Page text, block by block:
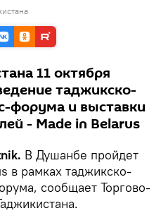
11 октября
таджикско-
форума и выставки
- Made in Belarus
В Душанбе пройдет
в рамках таджикско-
сообщает Торгово-